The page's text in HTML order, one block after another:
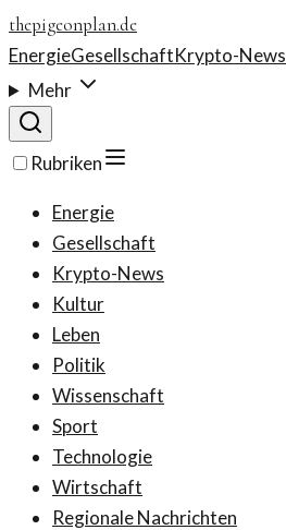
thepigeonplan.de
EnergieGesellschaftKrypto-News
Mehr
Rubriken
Energie
Gesellschaft
Krypto-News
Kultur
Leben
Politik
Wissenschaft
Sport
Technologie
Wirtschaft
Regionale Nachrichten